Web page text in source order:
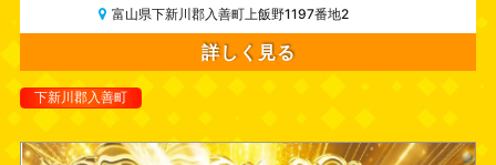
富山県下新川郡入善町上飯野1197番地2
詳しく見る
下新川郡入善町